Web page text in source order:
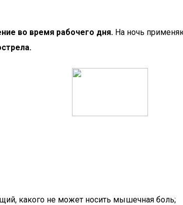
во время рабочего дня. На ночь
какого не может носить мышечная боль;